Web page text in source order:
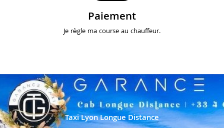
Paiement
Je règle ma course au chauffeur.
Taxi Lyon Longue Distance